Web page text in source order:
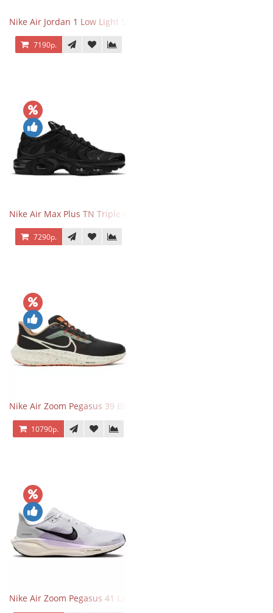
Nike Air Jordan 1 Low Light Smoke Grey
7190р.
Nike Air Max Plus TN Triple Black
7290р.
Nike Air Zoom Pegasus 39 Black White Orange
10790р.
Nike Air Zoom Pegasus 41 Lilac Bloom